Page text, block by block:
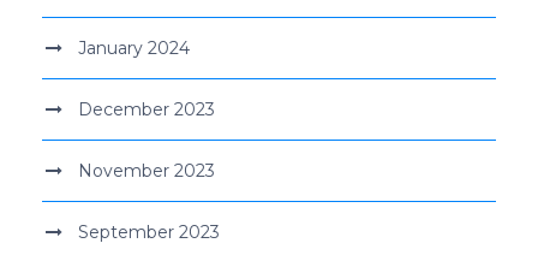
January 2024
December 2023
November 2023
September 2023